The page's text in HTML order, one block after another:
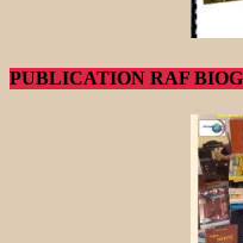
PUBLICATION RAF